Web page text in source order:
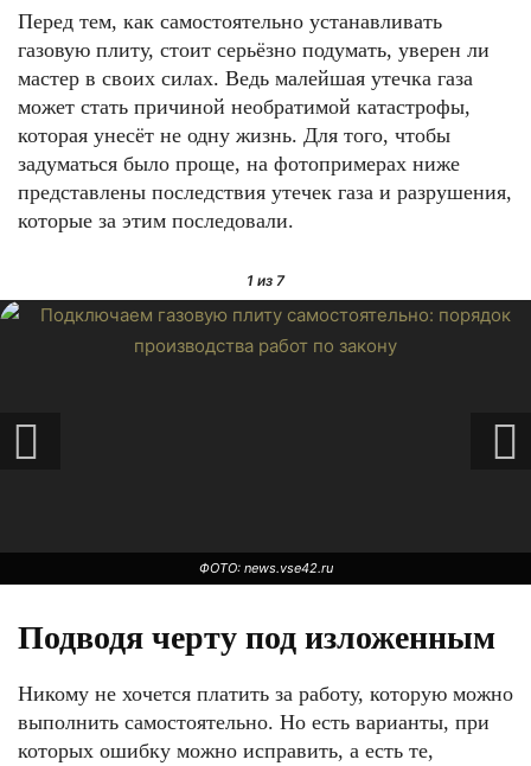
Перед тем, как самостоятельно устанавливать
газовую плиту, стоит серьёзно подумать, уверен ли
мастер в своих силах. Ведь малейшая утечка газа
может стать причиной необратимой катастрофы,
которая унесёт не одну жизнь. Для того, чтобы
задуматься было проще, на фотопримерах ниже
представлены последствия утечек газа и разрушения,
которые за этим последовали.
1 из 7
ФОТО: news.vse42.ru
Подводя черту под изложенным
Никому не хочется платить за работу, которую можно
выполнить самостоятельно. Но есть варианты, при
которых ошибку можно исправить, а есть те,